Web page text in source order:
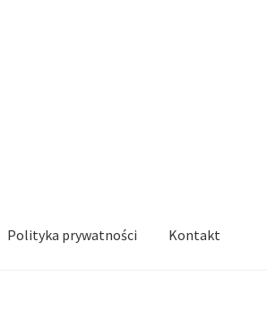
Polityka prywatności Kontakt